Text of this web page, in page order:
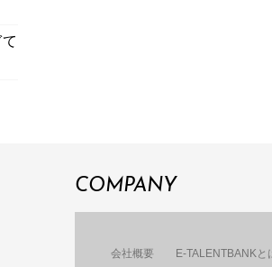
COMPANY
会社概要 E-TALENTBANKと